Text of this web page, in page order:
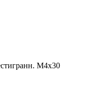
М4х30